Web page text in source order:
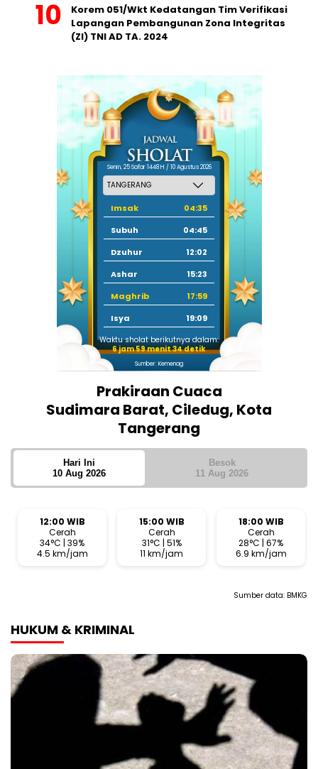
Korem 051/Wkt Kedatangan Tim Verifikasi
Lapangan Pembangunan Zona Integritas
(ZI) TNI AD TA. 2024
Senin, 25 Safar 1448 H / 10 Agustus 2026
Imsak
04:35
Subuh
04:45
Dzuhur
12:02
Ashar
15:23
Maghrib
17:59
Isya
19:09
Waktu sholat berikutnya dalam:
6 jam 59 menit 34 detik
Sumber: Kemenag
Prakiraan Cuaca
Sudimara Barat, Ciledug, Kota
Tangerang
Hari Ini
10 Aug 2026
Besok
11 Aug 2026
12:00 WIB
Cerah
34°C | 39%
4.5 km/jam
15:00 WIB
Cerah
31°C | 51%
11 km/jam
18:00 WIB
Cerah
28°C | 67%
6.9 km/jam
Sumber data: BMKG
HUKUM & KRIMINAL